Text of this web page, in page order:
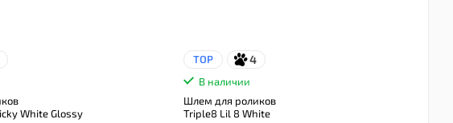
White Glossy
TOP 4
В наличии
Шлем для роликов
Triple8 Lil 8 White